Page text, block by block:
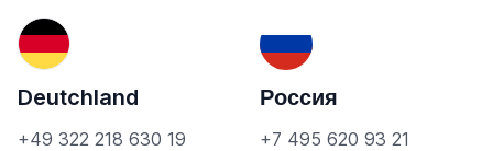
Deutchland
+49 322 218 630 19
Россия
+7 495 620 93 21